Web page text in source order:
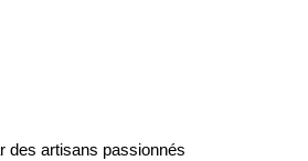
des artisans passionnés